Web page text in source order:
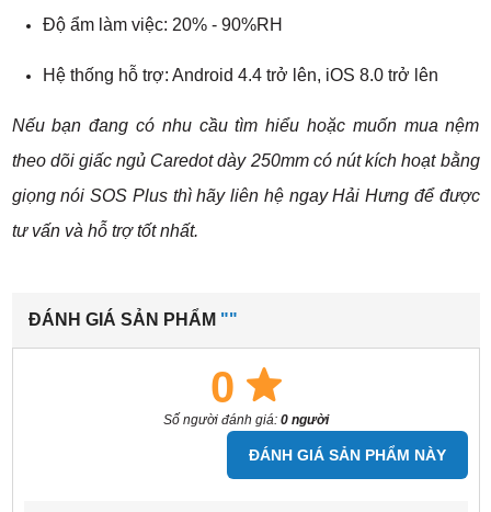
Độ ẩm làm việc: 20% - 90%RH
Hệ thống hỗ trợ: Android 4.4 trở lên, iOS 8.0 trở lên
Nếu bạn đang có nhu cầu tìm hiểu hoặc muốn mua nệm
theo dõi giấc ngủ Caredot dày 250mm có nút kích hoạt bằng
giọng nói SOS Plus thì hãy liên hệ ngay Hải Hưng để được
tư vấn và hỗ trợ tốt nhất.
ĐÁNH GIÁ SẢN PHẨM ""
0
Số người đánh giá: 0 người
ĐÁNH GIÁ SẢN PHẨM NÀY